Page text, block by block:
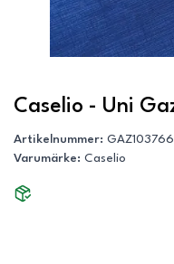
Caselio - Uni
Artikelnummer:
Varumärke: Caselio